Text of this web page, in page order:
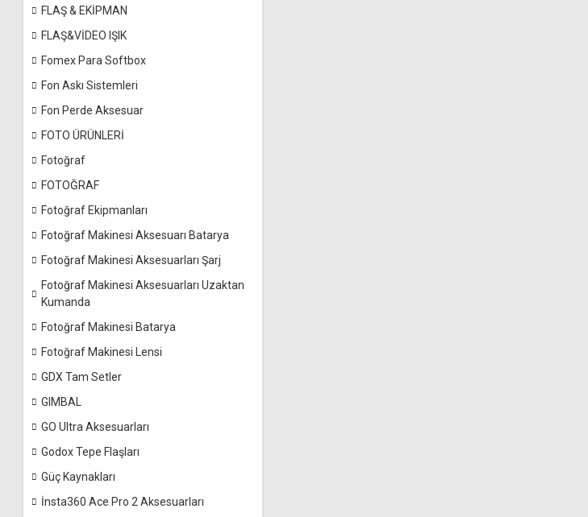
FLAŞ & EKİPMAN
FLAŞ&VİDEO IŞIK
Fomex Para Softbox
Fon Askı Sistemleri
Fon Perde Aksesuar
FOTO ÜRÜNLERİ
Fotoğraf
FOTOĞRAF
Fotoğraf Ekipmanları
Fotoğraf Makinesi Aksesuarı Batarya
Fotoğraf Makinesi Aksesuarları Şarj
Fotoğraf Makinesi Aksesuarları Uzaktan
Kumanda
Fotoğraf Makinesi Batarya
Fotoğraf Makinesi Lensi
GDX Tam Setler
GIMBAL
GO Ultra Aksesuarları
Godox Tepe Flaşları
Güç Kaynakları
İnsta360 Ace Pro 2 Aksesuarları